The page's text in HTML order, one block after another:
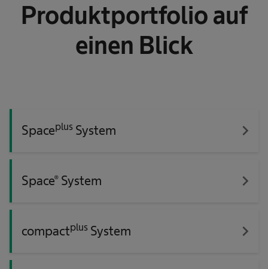
Produktportfolio auf
einen Blick
Spaceplus System navigate_next
Space® System navigate_next
compactplus System navigate_next